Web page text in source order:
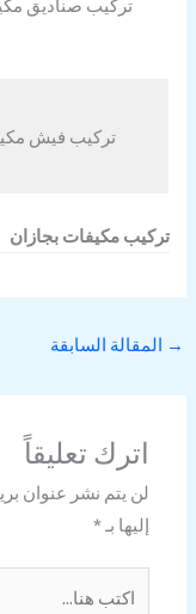
تركيب صناديق
تركيب فيش
تركيب مكيفات بجازان
→ المقالة السابقة
اترك تعليقاً
لن يتم نشر عنوان
إليها بـ *